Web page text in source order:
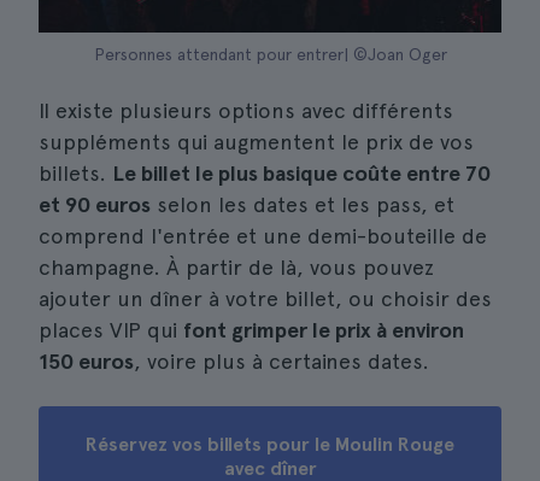
Personnes attendant pour entrer| ©Joan Oger
Il existe plusieurs options avec différents
suppléments qui augmentent le prix de vos
billets. Le billet le plus basique coûte entre 70
et 90 euros selon les dates et les pass, et
comprend l'entrée et une demi-bouteille de
champagne. À partir de là, vous pouvez
ajouter un dîner à votre billet, ou choisir des
places VIP qui font grimper le prix à environ
150 euros, voire plus à certaines dates.
Réservez vos billets pour le Moulin Rouge
avec dîner